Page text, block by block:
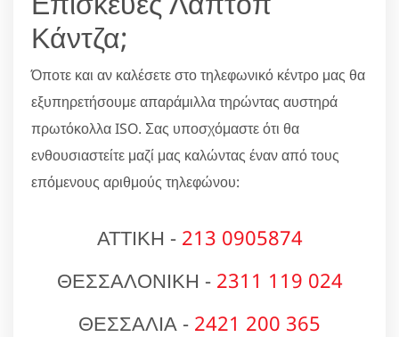
Κάντζα;
Όποτε και αν καλέσετε στο τηλεφωνικό κέντρο μας θα
εξυπηρετήσουμε απαράμιλλα τηρώντας αυστηρά
πρωτόκολλα ISO. Σας υποσχόμαστε ότι θα
ενθουσιαστείτε μαζί μας καλώντας έναν από τους
επόμενους αριθμούς τηλεφώνου:
ΑΤΤΙΚΗ - 213 0905874
ΘΕΣΣΑΛΟΝΙΚΗ - 2311 119 024
ΘΕΣΣΑΛΙΑ - 2421 200 365